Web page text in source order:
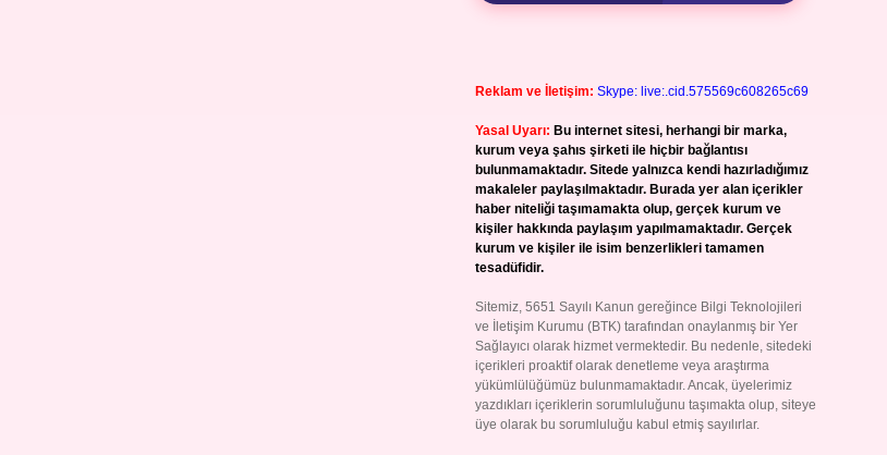
Reklam ve İletişim: Skype: live:.cid.575569c608265c69
Yasal Uyarı: Bu internet sitesi, herhangi bir marka,
kurum veya şahıs şirketi ile hiçbir bağlantısı
bulunmamaktadır. Sitede yalnızca kendi hazırladığımız
makaleler paylaşılmaktadır. Burada yer alan içerikler
haber niteliği taşımamakta olup, gerçek kurum ve
kişiler hakkında paylaşım yapılmamaktadır. Gerçek
kurum ve kişiler ile isim benzerlikleri tamamen
tesadüfidir.
Sitemiz, 5651 Sayılı Kanun gereğince Bilgi Teknolojileri
ve İletişim Kurumu (BTK) tarafından onaylanmış bir Yer
Sağlayıcı olarak hizmet vermektedir. Bu nedenle, sitedeki
içerikleri proaktif olarak denetleme veya araştırma
yükümlülüğümüz bulunmamaktadır. Ancak, üyelerimiz
yazdıkları içeriklerin sorumluluğunu taşımakta olup, siteye
üye olarak bu sorumluluğu kabul etmiş sayılırlar.